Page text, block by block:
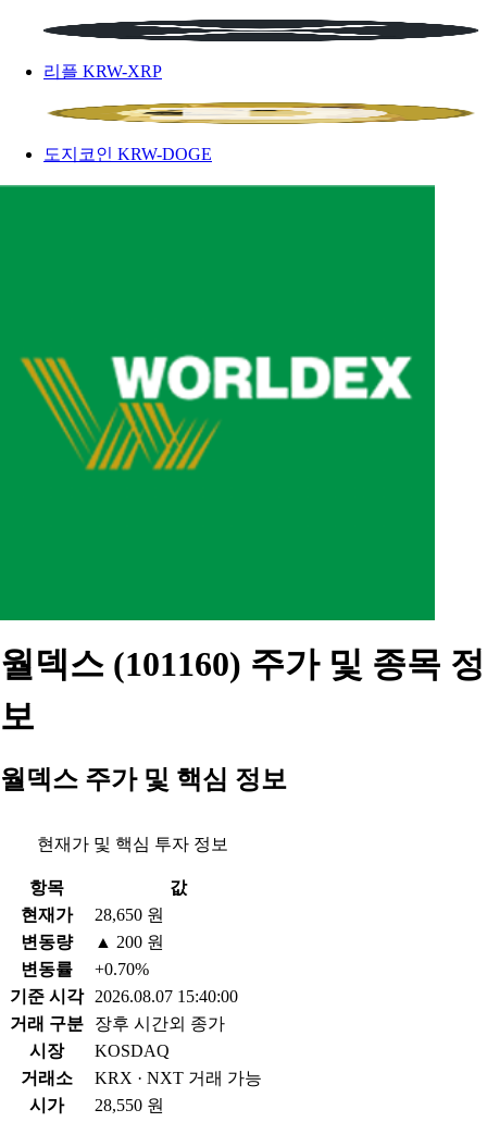
리플 KRW-XRP
도지코인 KRW-DOGE
월덱스 (101160) 주가 및 종목 정
보
월덱스 주가 및 핵심 정보
현재가 및 핵심 투자 정보
항목
값
현재가
28,650 원
변동량
▲ 200 원
변동률
+0.70%
기준 시각
2026.08.07 15:40:00
거래 구분
장후 시간외 종가
시장
KOSDAQ
거래소
KRX · NXT 거래 가능
시가
28,550 원